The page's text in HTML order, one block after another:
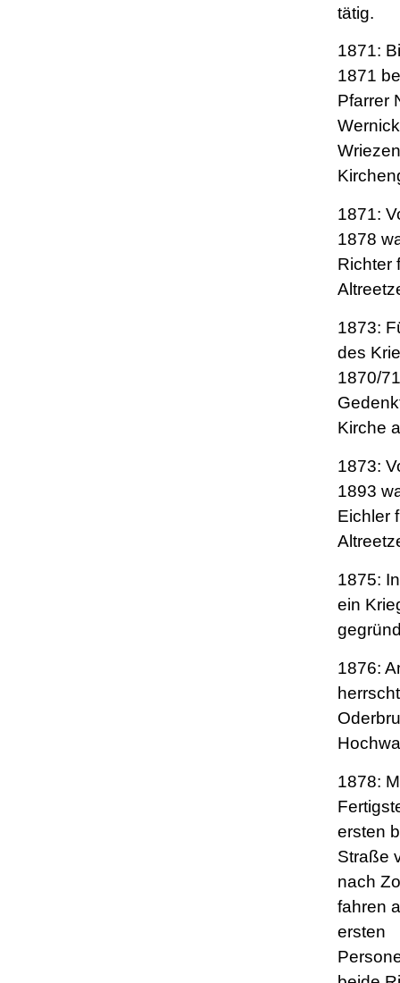
tätig.
1871:
1871
Pfarrer
1871:
1878
Richter
1873:
des
1870/
Kirche
1873:
1893
Eichler
1875:
ein
1876:
1878:
ersten
Straße
nach
fahren
ersten